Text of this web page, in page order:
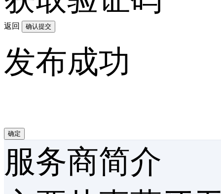
返回 确认提交
发布成功
确定
服务商简介